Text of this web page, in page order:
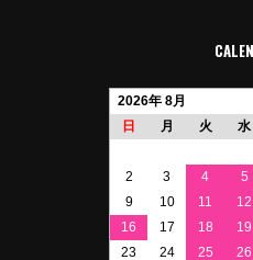
2026年 8月
日
月 火 水
2
3 4 5
9
10 11 12
16
17 18 19
23
24 25 26